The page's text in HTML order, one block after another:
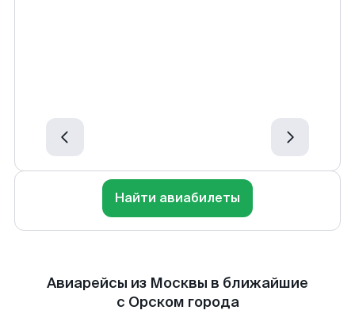
Найти авиабилеты
Авиарейсы из Москвы в ближайшие
с Орском города